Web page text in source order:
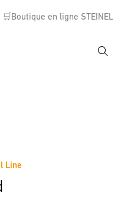
🛒Boutique en ligne STEINEL
Line